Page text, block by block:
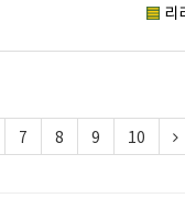
리
7 8 9 10